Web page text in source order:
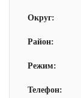
Округ:
Район:
Режим:
Телефон: